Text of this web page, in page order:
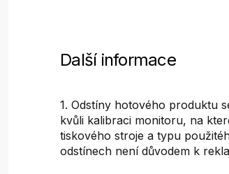
Další informace
1. Odstíny hotového produktu
kvůli kalibraci monitoru, na
tiskového stroje a typu
odstínech není důvodem k